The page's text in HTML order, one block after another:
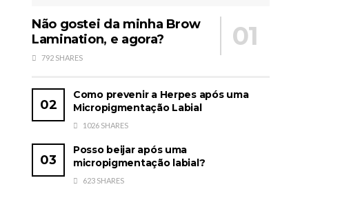
Não gostei da minha Brow
Lamination, e agora?
792 SHARES
Como prevenir a Herpes após uma
Micropigmentação Labial
1026 SHARES
Posso beijar após uma
micropigmentação labial?
623 SHARES